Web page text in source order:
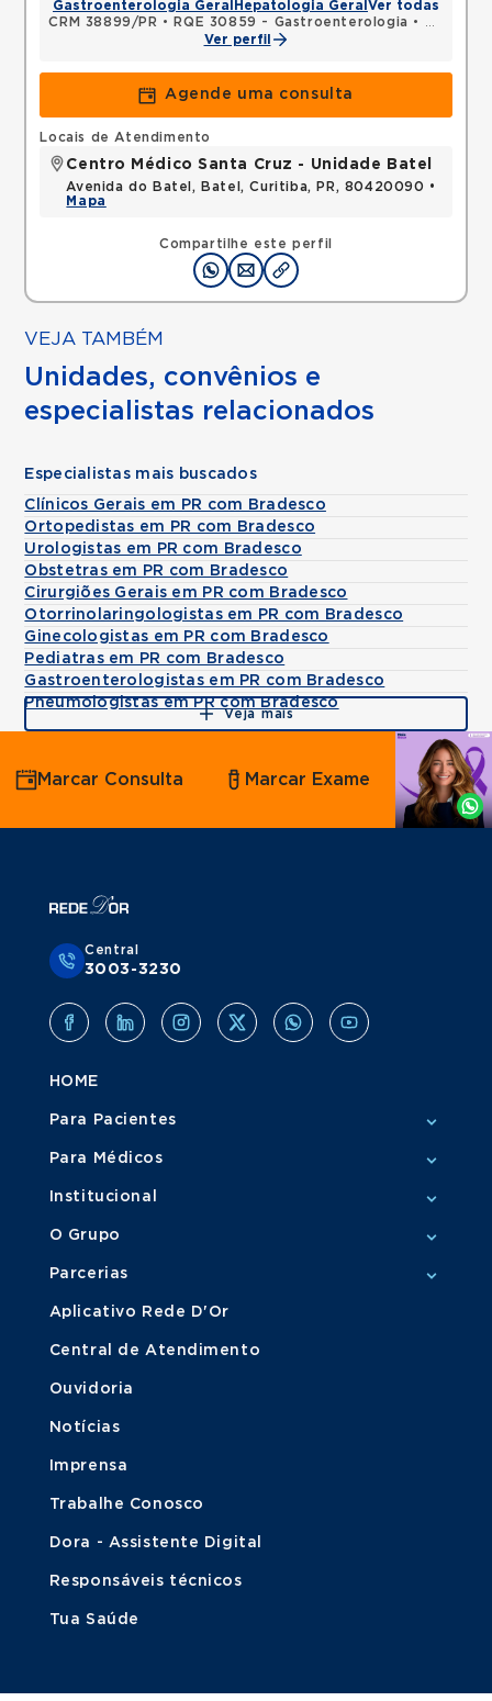
Gastroenterologia Geral Hepatologia Geral Ver todas
CRM 38899/PR • RQE 30859 - Gastroenterologia •
Ver perfil
Agende uma consulta
Compartilhe este perfil
Locais de Atendimento
Centro Médico Santa Cruz - Unidade Batel
Avenida do Batel, Batel, Curitiba, PR, 80420090 •
Mapa
VEJA TAMBÉM
Unidades, convênios e
especialistas relacionados
Especialistas mais buscados
Clínicos Gerais em PR com Bradesco
Ortopedistas em PR com Bradesco
Urologistas em PR com Bradesco
Obstetras em PR com Bradesco
Cirurgiões Gerais em PR com Bradesco
Otorrinolaringologistas em PR com Bradesco
Ginecologistas em PR com Bradesco
Pediatras em PR com Bradesco
Gastroenterologistas em PR com Bradesco
Pneumologistas em PR com Bradesco
Veja mais
Agende
por
Whatsapp
Marcar Consulta Marcar Exame
Central
3003-3230
HOME
Para Pacientes
Para Médicos
Institucional
O Grupo
Parcerias
Aplicativo Rede D'Or
Central de Atendimento
Ouvidoria
Notícias
Imprensa
Trabalhe Conosco
Dora - Assistente Digital
Responsáveis técnicos
Tua Saúde